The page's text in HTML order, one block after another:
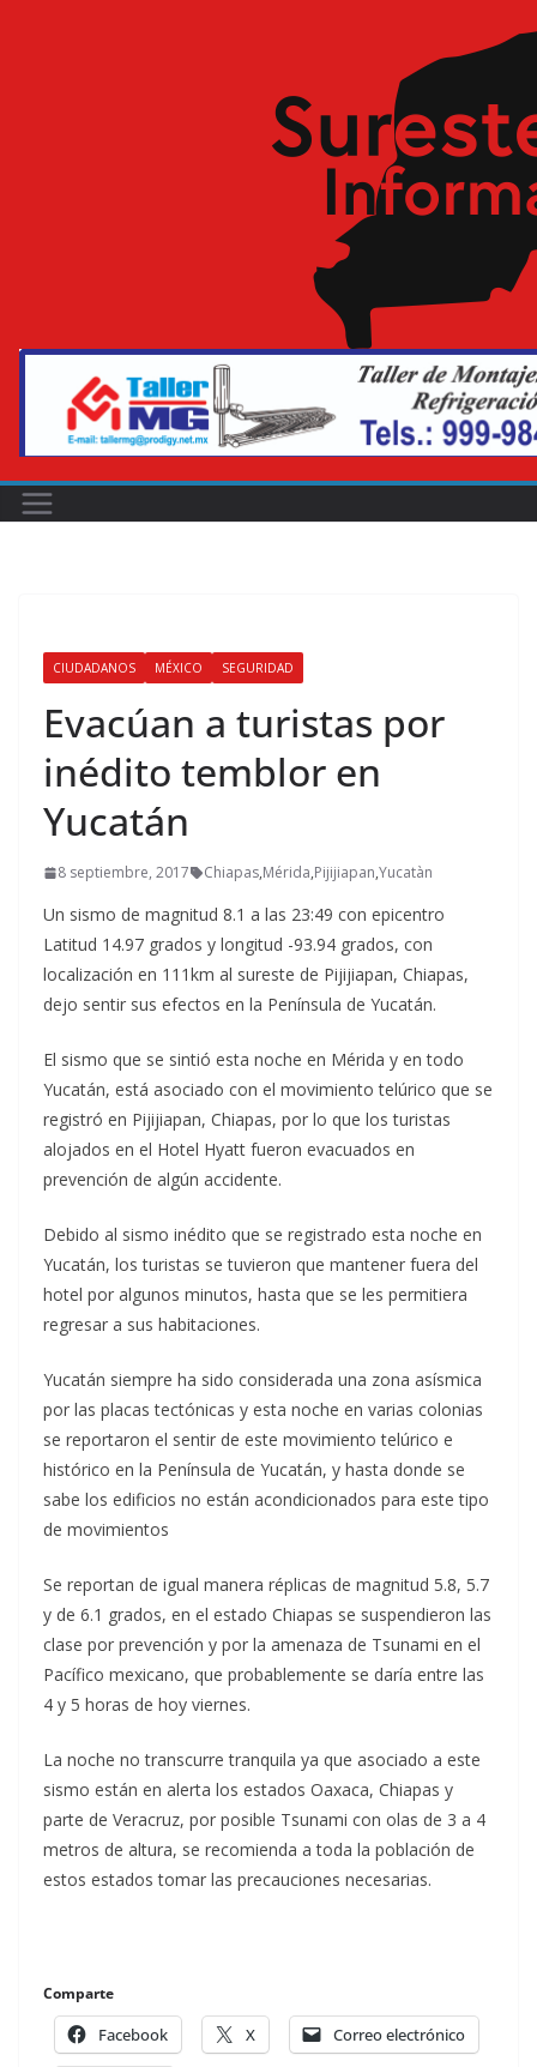
CIUDADANOS MÉXICO SEGURIDAD
Evacúan a turistas por
inédito temblor en
Yucatán
8 septiembre, 2017 Chiapas,Mérida,Pijijiapan,Yucatàn
Un sismo de magnitud 8.1 a las 23:49 con epicentro
Latitud 14.97 grados y longitud -93.94 grados, con
localización en 111km al sureste de Pijijiapan, Chiapas,
dejo sentir sus efectos en la Península de Yucatán.
El sismo que se sintió esta noche en Mérida y en todo
Yucatán, está asociado con el movimiento telúrico que se
registró en Pijijiapan, Chiapas, por lo que los turistas
alojados en el Hotel Hyatt fueron evacuados en
prevención de algún accidente.
Debido al sismo inédito que se registrado esta noche en
Yucatán, los turistas se tuvieron que mantener fuera del
hotel por algunos minutos, hasta que se les permitiera
regresar a sus habitaciones.
Yucatán siempre ha sido considerada una zona asísmica
por las placas tectónicas y esta noche en varias colonias
se reportaron el sentir de este movimiento telúrico e
histórico en la Península de Yucatán, y hasta donde se
sabe los edificios no están acondicionados para este tipo
de movimientos
Se reportan de igual manera réplicas de magnitud 5.8, 5.7
y de 6.1 grados, en el estado Chiapas se suspendieron las
clase por prevención y por la amenaza de Tsunami en el
Pacífico mexicano, que probablemente se daría entre las
4 y 5 horas de hoy viernes.
La noche no transcurre tranquila ya que asociado a este
sismo están en alerta los estados Oaxaca, Chiapas y
parte de Veracruz, por posible Tsunami con olas de 3 a 4
metros de altura, se recomienda a toda la población de
estos estados tomar las precauciones necesarias.
Comparte
Facebook X Correo electrónico